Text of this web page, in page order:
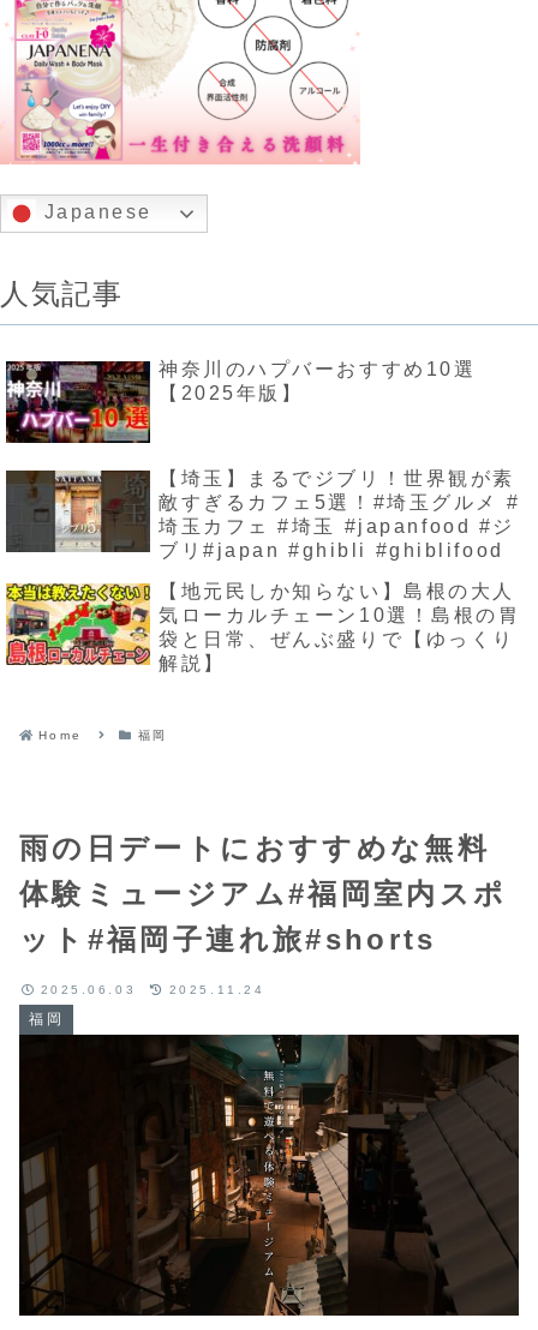
Japanese
人気記事
神奈川のハプバーおすすめ10選
【2025年版】
【埼玉】まるでジブリ！世界観が素
敵すぎるカフェ5選！#埼玉グルメ #
埼玉カフェ #埼玉 #japanfood #ジ
ブリ#japan #ghibli #ghiblifood
【地元民しか知らない】島根の大人
気ローカルチェーン10選！島根の胃
袋と日常、ぜんぶ盛りで【ゆっくり
解説】
Home 福岡
雨の日デートにおすすめな無料
体験ミュージアム#福岡室内スポ
ット#福岡子連れ旅#shorts
福岡
2025.06.03 2025.11.24